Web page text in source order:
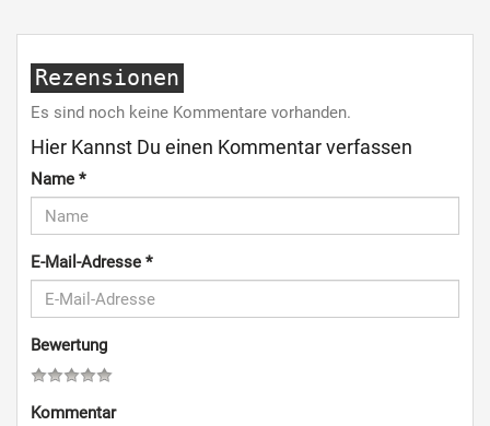
Rezensionen
Es sind noch keine Kommentare vorhanden.
Hier Kannst Du einen Kommentar verfassen
Name *
E-Mail-Adresse *
Bewertung
Kommentar